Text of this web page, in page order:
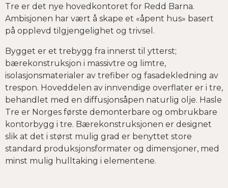
Tre er det nye hovedkontoret for Redd Barna.
Ambisjonen har vært å skape et «åpent hus» basert
på opplevd tilgjengelighet og trivsel.
Bygget er et trebygg fra innerst til ytterst;
bærekonstruksjon i massivtre og limtre,
isolasjonsmaterialer av trefiber og fasadekledning av
trespon. Hoveddelen av innvendige overflater er i tre,
behandlet med en diffusjonsåpen naturlig olje. Hasle
Tre er Norges første demonterbare og ombrukbare
kontorbygg i tre. Bærekonstruksjonen er designet
slik at det i størst mulig grad er benyttet store
standard produksjonsformater og dimensjoner, med
minst mulig hulltaking i elementene.